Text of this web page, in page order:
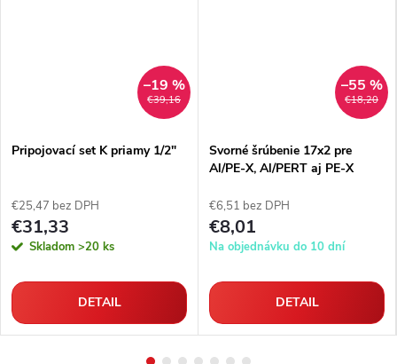
€39,16
–19 %
Pripojovací set K priamy 1/2"
€25,47 bez DPH
€31,33
Skladom >20 ks
DETAIL
€18,20
–55 %
Svorné šrúbenie 17x2 pre
Al/PE-X, Al/PERT aj PE-X
€6,51 bez DPH
€8,01
Na objednávku do 10 dní
DETAIL